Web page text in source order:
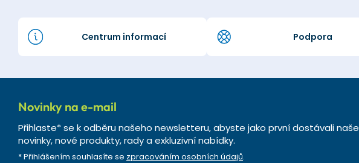
Centrum informací Podpora
Novinky na e-mail
Přihlaste* se k odběru našeho newsletteru, abyste jako první dostávali naše
novinky, nové produkty, rady a exkluzivní nabídky.
* Přihlášením souhlasíte se zpracováním osobních údajů.